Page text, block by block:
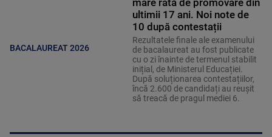
BACALAUREAT 2026
ultimii 17 ani. Noi note de
10 după contestații
Rezultatele finale ale examenului
de bacalaureat au fost publicate
cu o zi înainte de termenul stabilit
inițial, de Ministerul Educației.
După soluționarea contestațiilor,
încă 2.600 de candidați au reușit
să treacă de pragul mediei 6.